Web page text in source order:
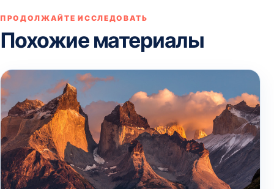
ПРОДОЛЖАЙТЕ ИССЛЕДОВАТЬ
Похожие материалы